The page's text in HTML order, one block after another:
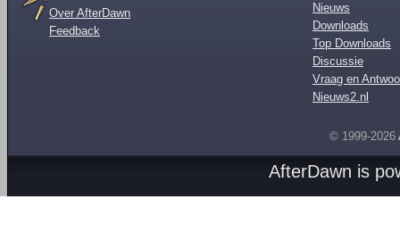
Over AfterDawn
Feedback
Nieuws
Downloads
Top Downloads
Discussie
Vraag en
Nieuws2.nl
© 1999-2026
AfterDawn is